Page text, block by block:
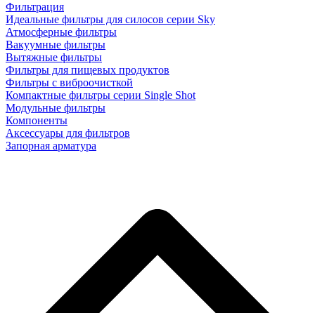
Фильтрация
Идеальные фильтры для силосов серии Sky
Атмосферные фильтры
Вакуумные фильтры
Вытяжные фильтры
Фильтры для пищевых продуктов
Фильтры с виброочисткой
Компактные фильтры серии Single Shot
Модульные фильтры
Компоненты
Аксессуары для фильтров
Запорная арматура